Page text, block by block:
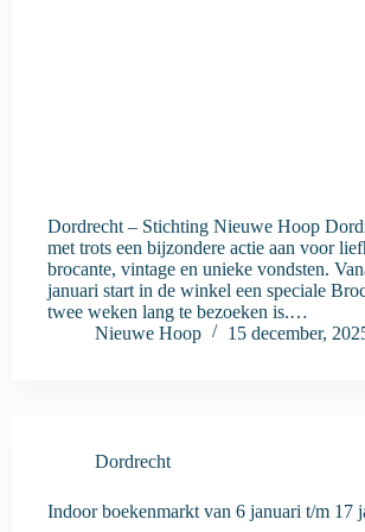
Dordrecht – Stichting Nieuwe Hoop
met trots een bijzondere actie aan voor
brocante, vintage en unieke vondsten.
januari start in de winkel een speciale
twee weken lang te bezoeken is.…
Nieuwe Hoop
15 december,
Dordrecht
Indoor boekenmarkt van 6 januari t/m 17